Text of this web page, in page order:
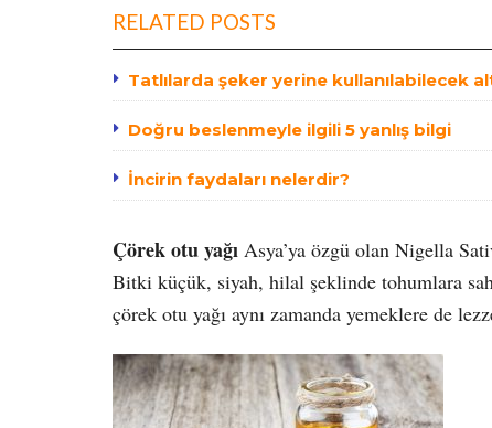
RELATED POSTS
Tatlılarda şeker yerine kullanılabilecek
Doğru beslenmeyle ilgili 5 yanlış bilgi
İncirin faydaları nelerdir?
Çörek otu yağı Asya’ya özgü olan Nigella
Bitki küçük, siyah, hilal şeklinde tohumlara
çörek otu yağı aynı zamanda yemeklere de